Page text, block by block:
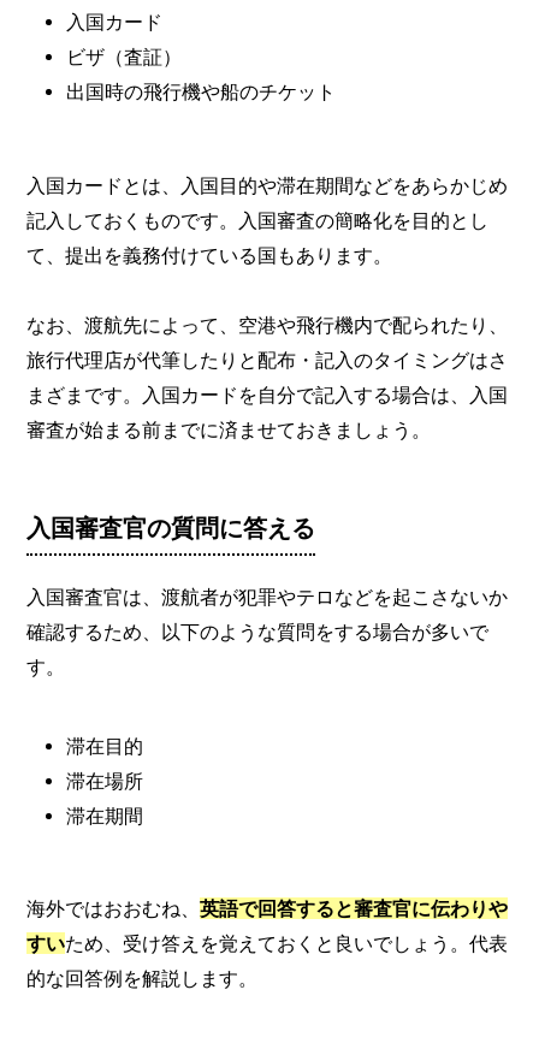
入国カード
ビザ（査証）
出国時の飛行機や船のチケット
入国カードとは、入国目的や滞在期間などをあらかじめ
記入しておくものです。入国審査の簡略化を目的とし
て、提出を義務付けている国もあります。
なお、渡航先によって、空港や飛行機内で配られたり、
旅行代理店が代筆したりと配布・記入のタイミングはさ
まざまです。入国カードを自分で記入する場合は、入国
審査が始まる前までに済ませておきましょう。
入国審査官の質問に答える
入国審査官は、渡航者が犯罪やテロなどを起こさないか
確認するため、以下のような質問をする場合が多いで
す。
滞在目的
滞在場所
滞在期間
海外ではおおむね、英語で回答すると審査官に伝わりや
すいため、受け答えを覚えておくと良いでしょう。代表
的な回答例を解説します。